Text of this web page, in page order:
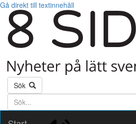
Gå direkt till textinnehåll
Sök
Söktext